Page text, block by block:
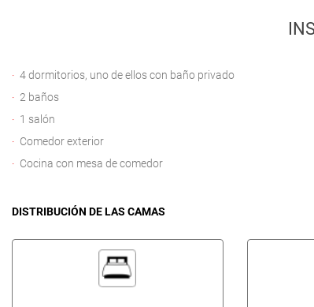
4 dormitorios, uno de ellos con baño privado
2 baños
1 salón
Comedor exterior
Cocina con mesa de comedor
DISTRIBUCIÓN DE LAS CAMAS